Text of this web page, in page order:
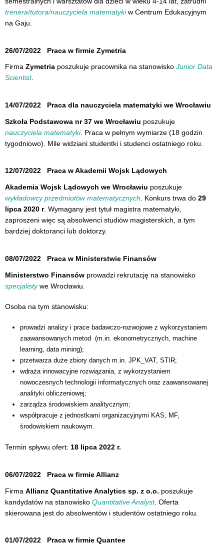
trenera/tutora/nauczyciela matematykiw Centrum Edukacyjnym
na Gaju.
26/07/2022 Praca w firmie Zymetria
Firma Zymetria poszukuje pracownika na stanowisko Junior Data
Scientist.
14/07/2022 Praca dla nauczyciela matematyki we Wrocławiu
Szkoła Podstawowa nr 37 we Wrocławiu poszukuje
nauczyciela matematyki. Praca w pełnym wymiarze (18 godzin
tygodniowo). Mile widziani studentki i studenci ostatniego roku.
12/07/2022 Praca w Akademii Wojsk Lądowych
Akademia Wojsk Lądowych we Wrocławiu poszukuje
wykładowcy przedmiotów matematycznych . Konkurs trwa do 29
lipca 2020 r. Wymagany jest tytuł magistra matematyki,
zaproszeni więc są absolwenci studiów magisterskich, a tym
bardziej doktoranci lub doktorzy.
08/07/2022 Praca w Ministerstwie Finansów
Ministerstwo Finansów prowadzi rekrutację na stanowisko
specjalistywe Wrocławiu.
Osoba na tym stanowisku:
prowadzi analizy i prace badawczo-rozwojowe z wykorzystaniem
zaawansowanych metod (m.in. ekonometrycznych, machine
learning, data mining);
przetwarza duże zbiory danych m.in. JPK_VAT, STIR;
wdraża innowacyjne rozwiązania, z wykorzystaniem
nowoczesnych technologii informatycznych oraz zaawansowanej
analityki obliczeniowej;
zarządza środowiskiem analitycznym;
współpracuje z jednostkami organizacyjnymi KAS, MF,
środowiskiem naukowym.
Termin spływu ofert: 18 lipca 2022 r.
06/07/2022 Praca w firmie Allianz
Firma Allianz Quantitative Analytics sp. z o.o. poszukuje
kandydatów na stanowisko Quantitative Analyst. Oferta
skierowana jest do absolwentów i studentów ostatniego roku.
01/07/2022 Praca w firmie Quantee